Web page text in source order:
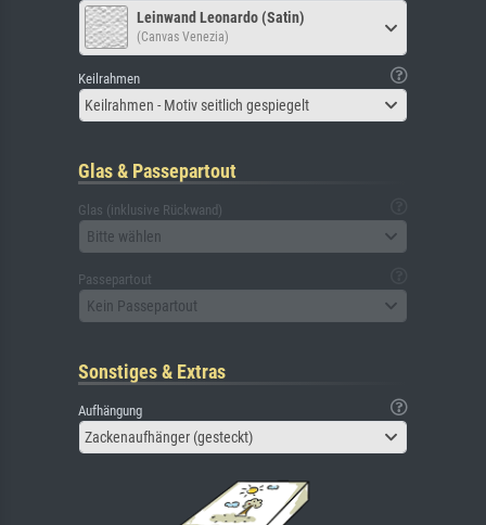
Leinwand Leonardo (Satin)
(Canvas Venezia)
Keilrahmen
Keilrahmen - Motiv seitlich gespiegelt
Glas & Passepartout
Glas (inklusive Rückwand)
Bitte wählen
Passepartout
Kein Passepartout
Sonstiges & Extras
Aufhängung
Zackenaufhänger (gesteckt)